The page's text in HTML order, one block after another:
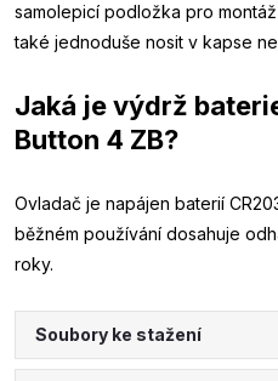
samolepicí podložka pro
také jednoduše nosit v kapse
Jaká je výdrž
Button 4 ZB?
Ovladač je napájen baterií
běžném používání dosahuje
roky.
Soubory ke stažení